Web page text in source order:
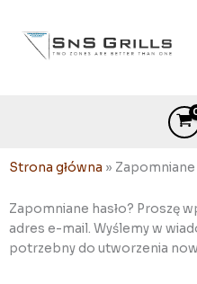
treści
Strona główna » Zapomniane
Zapomniane hasło? Proszę
adres e-mail. Wyślemy w
potrzebny do utworzenia